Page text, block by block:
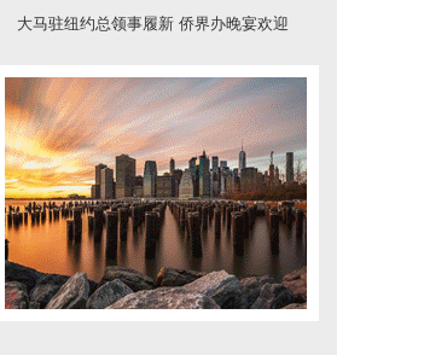
大马驻纽约总领事履新 侨界办晚宴欢迎